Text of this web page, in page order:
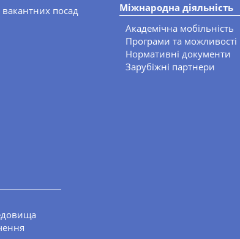
посад
Міжнародна діяльність
Академічна мобільність
Програми та можливості
Нормативні документи
Зарубіжні партнери